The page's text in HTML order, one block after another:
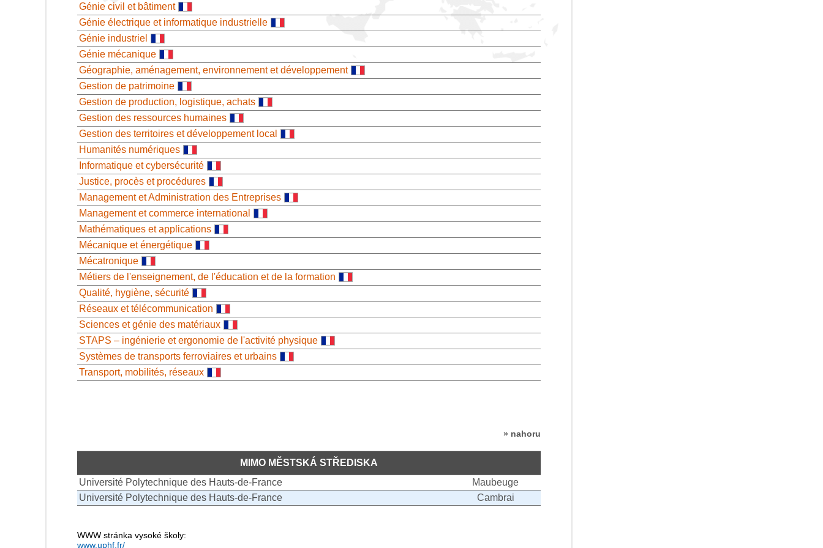
Génie civil et bâtiment
Génie électrique et informatique industrielle
Génie industriel
Génie mécanique
Géographie, aménagement, environnement et développement
Gestion de patrimoine
Gestion de production, logistique, achats
Gestion des ressources humaines
Gestion des territoires et développement local
Humanités numériques
Informatique et cybersécurité
Justice, procès et procédures
Management et Administration des Entreprises
Management et commerce international
Mathématiques et applications
Mécanique et énergétique
Mécatronique
Métiers de l'enseignement, de l'éducation et de la formation
Qualité, hygiène, sécurité
Réseaux et télécommunication
Sciences et génie des matériaux
STAPS – ingénierie et ergonomie de l'activité physique
Systèmes de transports ferroviaires et urbains
Transport, mobilités, réseaux
» nahoru
MIMO MĚSTSKÁ STŘEDISKA
Université Polytechnique des Hauts-de-France
Maubeuge
Université Polytechnique des Hauts-de-France
Cambrai
WWW stránka vysoké školy:
www.uphf.fr/